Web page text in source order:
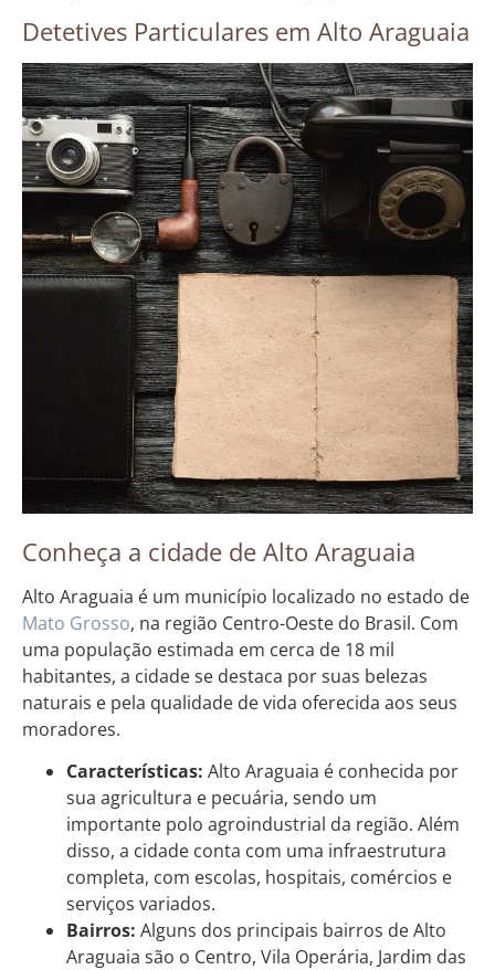
Detetives Particulares em Alto Araguaia
Conheça a cidade de Alto Araguaia
Alto Araguaia é um município localizado no estado de
Mato Grosso, na região Centro-Oeste do Brasil. Com
uma população estimada em cerca de 18 mil
habitantes, a cidade se destaca por suas belezas
naturais e pela qualidade de vida oferecida aos seus
moradores.
Características: Alto Araguaia é conhecida por
sua agricultura e pecuária, sendo um
importante polo agroindustrial da região. Além
disso, a cidade conta com uma infraestrutura
completa, com escolas, hospitais, comércios e
serviços variados.
Bairros: Alguns dos principais bairros de Alto
Araguaia são o Centro, Vila Operária, Jardim das